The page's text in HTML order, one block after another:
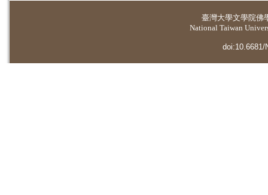
臺灣大學文學院佛
National Taiwan
doi:10.6681/